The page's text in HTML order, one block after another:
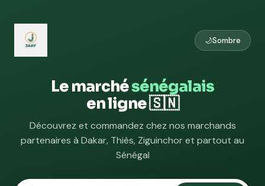
🌙Sombre
Le marchésénégalais
en ligne 🇸🇳
Découvrez et commandez chez nos marchands
partenaires à Dakar, Thiès, Ziguinchor et partout au
Sénégal